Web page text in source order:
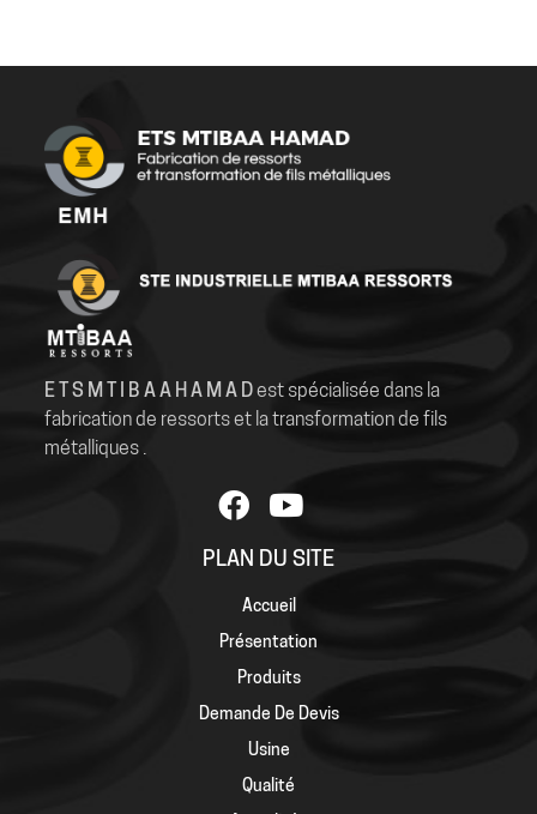
E T S M T I B A A H A M A Dest spécialisée dans la
fabrication de ressorts et la transformation de fils
métalliques .
PLAN DU SITE
Accueil
Présentation
Produits
Demande De Devis
Usine
Qualité